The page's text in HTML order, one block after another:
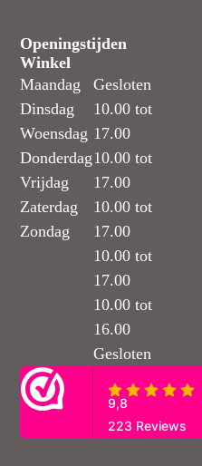
Openingstijden
Winkel
Maandag
Dinsdag
Woensdag
Donderdag
Vrijdag
Zaterdag
Zondag
Gesloten
10.00 tot
17.00
10.00 tot
17.00
10.00 tot
17.00
10.00 tot
17.00
10.00 tot
16.00
Gesloten